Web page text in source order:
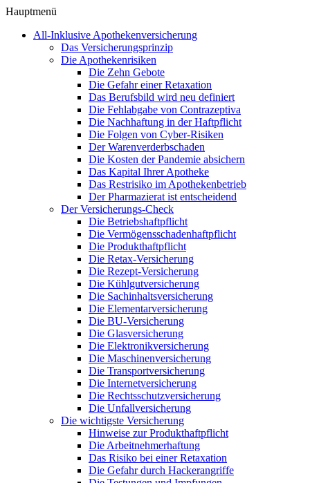
Hauptmenü
All-Inklusive Apothekenversicherung
Das Versicherungsprinzip
Die Apothekenrisiken
Die Zehn Gebote
Die Gefahr einer Retaxation
Das Berufsbild wird neu definiert
Die Fehlabgabe von Contrazeptiva
Die Nachhaftung in der Haftpflicht
Die Folgen von Cyber-Risiken
Der Warenverderbschaden
Die Kosten der Pandemie absichern
Das Kapital Ihrer Apotheke
Das Restrisiko im Apothekenbetrieb
Der Pharmazierat ist entscheidend
Der Versicherungs-Check
Die Betriebshaftpflicht
Die Vermögensschadenhaftpflicht
Die Produkthaftpflicht
Die Retax-Versicherung
Die Rezept-Versicherung
Die Kühlgutversicherung
Die Sachinhaltsversicherung
Die Elementarversicherung
Die BU-Versicherung
Die Glasversicherung
Die Elektronikversicherung
Die Maschinenversicherung
Die Transportversicherung
Die Internetversicherung
Die Rechtsschutzversicherung
Die Unfallversicherung
Die wichtigste Versicherung
Hinweise zur Produkthaftpflicht
Die Arbeitnehmerhaftung
Das Risiko bei einer Retaxation
Die Gefahr durch Hackerangriffe